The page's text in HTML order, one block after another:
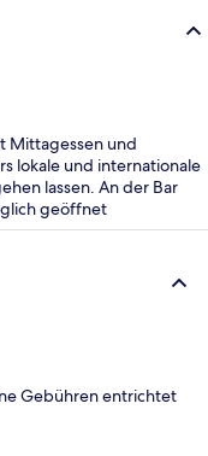
Mittagessen und
lokale und internationale
lassen. An der Bar
geöffnet
Gebühren entrichtet